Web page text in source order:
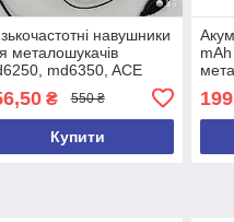
навушники
металошукачів
md6350, ACE
GARRET 2026 рік
₴ 550 ₴
Купити